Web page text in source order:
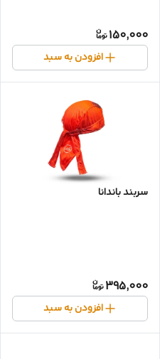
150,000
افزودن به سبد
سربند باندانا
395,000
افزودن به سبد